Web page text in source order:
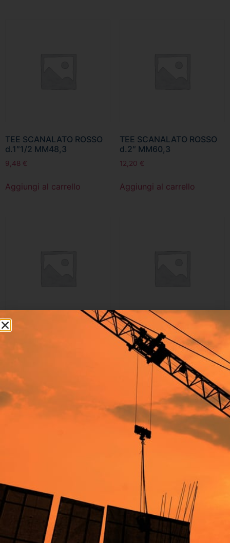
TEE SCANALATO ROSSO
d.1″1/2 MM48,3
9,48 €
Aggiungi al carrello
TEE SCANALATO ROSSO
d.2″ MM60,3
12,20 €
Aggiungi al carrello
Aggiungi al carrello
TEE SCANALATO ROSSO
d.3″ MM88,9
€
Aggiungi al carrello
TEE SCANALATO ROSSO
TEE SCANALATO ROSSO